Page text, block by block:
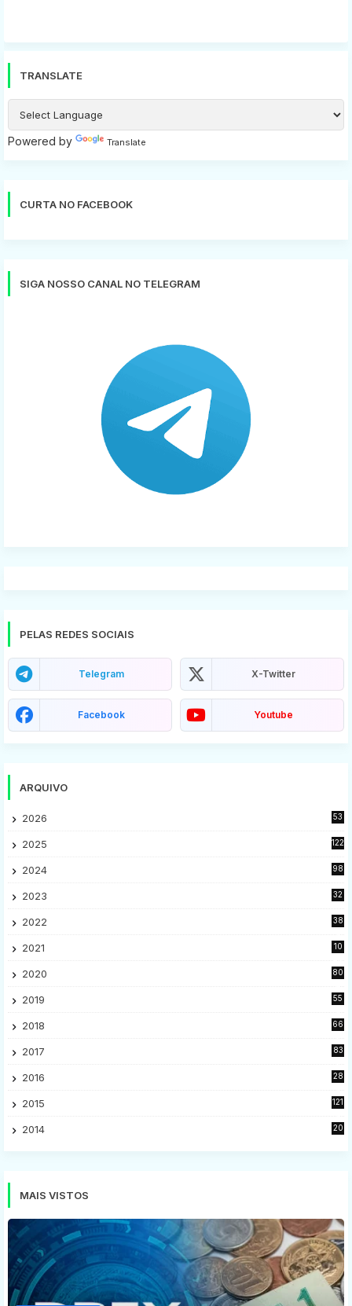
TRANSLATE
Powered by Translate
CURTA NO FACEBOOK
SIGA NOSSO CANAL NO TELEGRAM
PELAS REDES SOCIAIS
Telegram X-Twitter
Facebook Youtube
ARQUIVO
2026 53
2025 122
2024 98
2023
32
2022
38
2021
10
2020
80
2019
55
2018
66
2017
83
2016
28
2015
121
2014
20
MAIS VISTOS